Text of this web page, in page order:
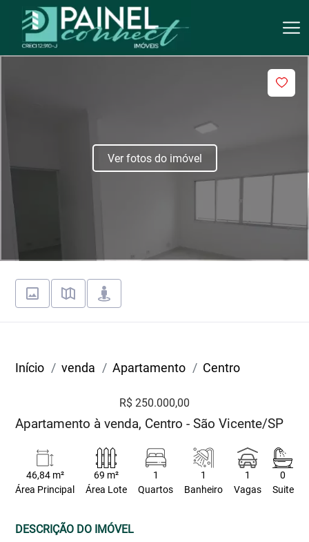
Ver fotos do imóvel
Início venda Apartamento Centro
R$ 250.000,00
Apartamento à venda, Centro - São Vicente/SP
46,84 m²
Área Principal
69 m²
Área Lote
1
Quartos
1
Banheiro
1
Vagas
0
Suite
DESCRIÇÃO DO IMÓVEL